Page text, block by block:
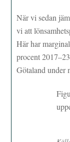
När vi sedan
vi att
Här har
procent
Götaland under